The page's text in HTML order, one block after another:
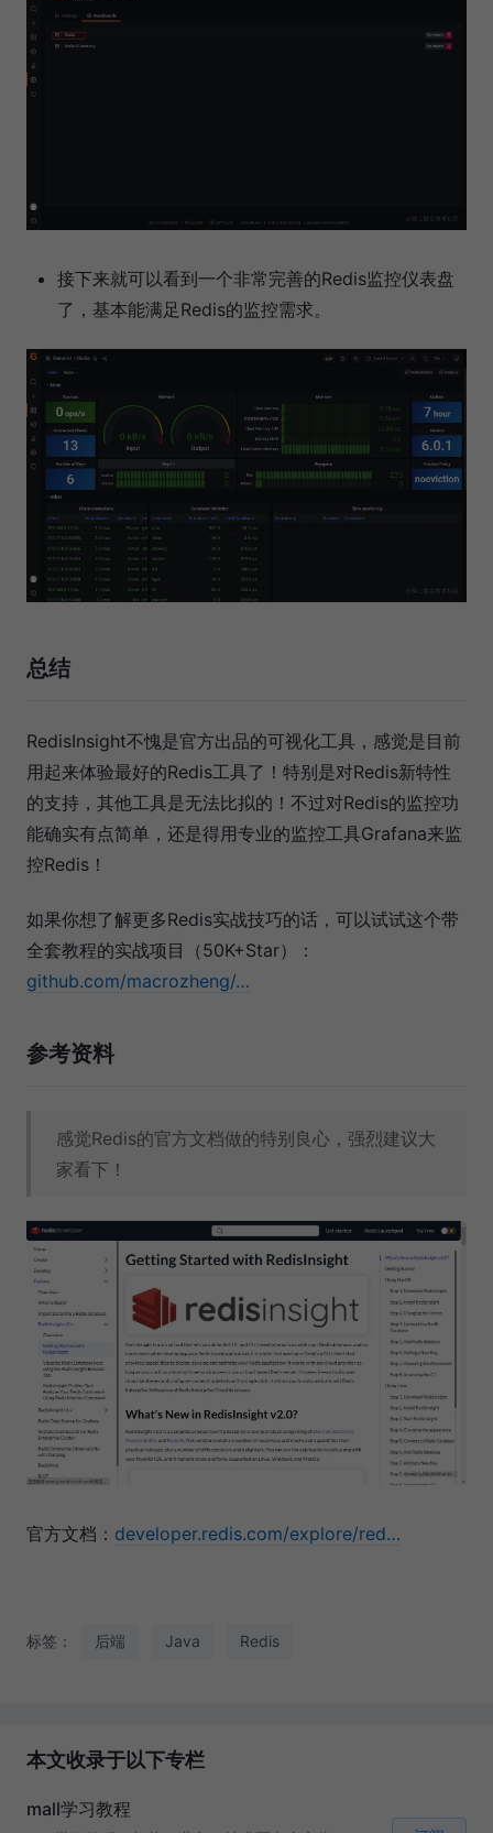
接下来就可以看到一个非常完善的Redis监控仪表盘
了，基本能满足Redis的监控需求。
总结
RedisInsight不愧是官方出品的可视化工具，感觉是目前
用起来体验最好的Redis工具了！特别是对Redis新特性
的支持，其他工具是无法比拟的！不过对Redis的监控功
能确实有点简单，还是得用专业的监控工具Grafana来监
控Redis！
如果你想了解更多Redis实战技巧的话，可以试试这个带
全套教程的实战项目（50K+Star）：
github.com/macrozheng/…
参考资料
感觉Redis的官方文档做的特别良心，强烈建议大
家看下！
官方文档： developer.redis.com/explore/red…
标签： 后端 Java Redis
本文收录于以下专栏
mall学习教程